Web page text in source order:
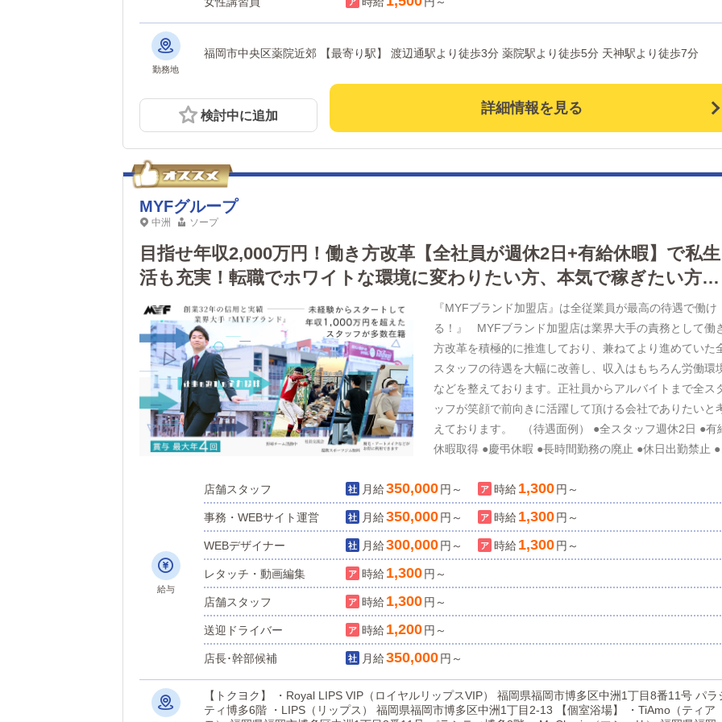
理・補充を行っていただきます。 業務に慣れてきた
えていただきます。 早い方だと１年ぐらいで、幹部
て新しい店舗の運営をお任せします。 ・ 企画の立案
向上】【キャストの方の入店数の増加】など、売上UPに
などのアドバイスを行っていただきます。 研修期間
先輩スタッフがサポートします♪ 個人差はありますが入
から1ヶ月ほどで研修期間を終えます。 （お仕事の覚え
早い方は1週間で研修を終える方もいます！）
勤務地
福岡市中央区薬院近郊 【最寄り駅】 渡辺通駅より徒歩3分 薬院駅より徒歩5分 天神駅より徒歩7分
検討中に追加 詳細情報を見る
MYFグループ
中洲 ソープ
目指せ年収2,000万円！働き方改革【全社員が週休2日+有給休暇】で私生
活も充実！転職でホワイトな環境に変わりたい方、本気で稼ぎたい方な
ど大歓迎！
『MYFブランド加盟店』は全従業員が最高の待遇で働け
る！』 MYFブランド加盟店は業界大手の責務として働
方改革を積極的に推進しており、兼ねてより進めていた
スタッフの待遇を大幅に改善し、収入はもちろん労働環
などを整えております。正社員からアルバイトまで全ス
ッフが笑顔で前向きに活躍して頂ける会社でありたいと
えております。 （待遇面例） ●全スタッフ週休2日 ●有
休暇取得 ●慶弔休暇 ●長時間勤務の廃止 ●休日出勤禁止
健康診断受診 ●傷病手当支給 ●子供手当支給 ●制服支給 勤
務シフトなどについてもご相談させていただいておりま
す。週休2日をはじめ長時間勤務廃止、休日出勤禁止、
られた時間の中で仕事の効率化を進めており、仕事ばか
の生活にならず家庭や趣味などのプライベートの時間も
実して頂ける事と思います。 【あなたの頑張りが正当
評価される会社】 業界大手だからこそできる給与システ
により、頑張れば頑張った分だけどんどんが収入アップ
ちろん努力は必要ですが、20代店長の中には年収1,000
円以上"も可能です！ 『正社員』 月給35万円〜 9時間勤
務・週休2日 入社半年から有給休暇あり賞与MAX年4回
給与
店舗スタッフ 月給350,000円～ 時給 1,300円～
事務・WEBサイト運営 月給350,000円～ 時給 1,300円～
WEBデザイナー 月給300,000円～ 時給 1,300円～
レタッチ・動画編集 時給 1,300円～
店舗スタッフ 時給 1,300円～
送迎ドライバー 時給 1,200円～
店長･幹部候補 月給350,000円～
【トクヨク】 ・Royal LIPS VIP（ロイヤルリップスVIP） 福岡県福岡市博多区中洲1丁目8番11号 パラ
ティ博多6階 ・LIPS（リップス） 福岡県福岡市博多区中洲1丁目2-13 【個室浴場】 ・TiAmo（ティア